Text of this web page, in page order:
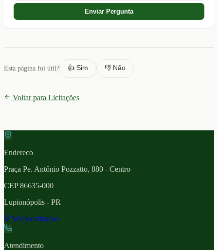
Enviar Pergunta
Esta página foi útil? 👍 Sim 👎 Não
Voltar para Licitações
Endereco
Praça Pe. Antônio Pozzatto, 880 - Centro
CEP86635-000
Lupionópolis - PR
Ver localizacao
Atendimento